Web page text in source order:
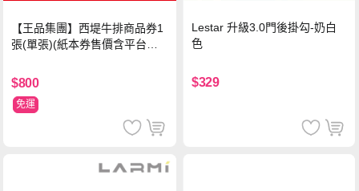
【王品集團】西堤牛排商品券1
張(單張)(紙本券售價含平台物
$800
免運
Lestar 升級3.0門後掛勾-奶白
色
$329